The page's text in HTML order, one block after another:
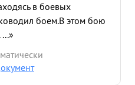
в боевых
боем.В этом бою